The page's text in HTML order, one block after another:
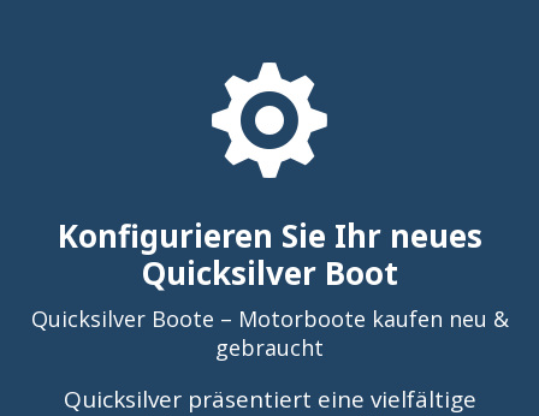

Konfigurieren Sie Ihr neues
Quicksilver Boot
Quicksilver Boote – Motorboote kaufen neu &
gebraucht
Quicksilver präsentiert eine vielfältige